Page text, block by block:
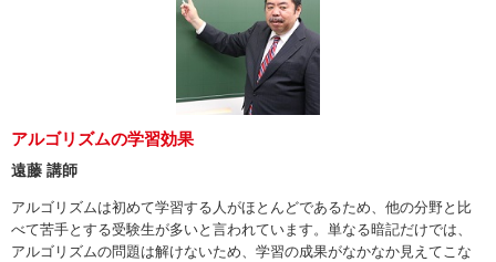
アルゴリズムの学習効果
遠藤 講師
アルゴリズムは初めて学習する人がほとんどであるため、他の分野と比
べて苦手とする受験生が多いと言われています。単なる暗記だけでは、
アルゴリズムの問題は解けないため、学習の成果がなかなか見えてこな